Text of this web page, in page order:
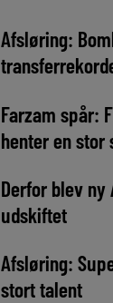
Afsløring:
Farzam spår:
henter en stor
Derfor blev ny
udskiftet
Afsløring:
stort talent